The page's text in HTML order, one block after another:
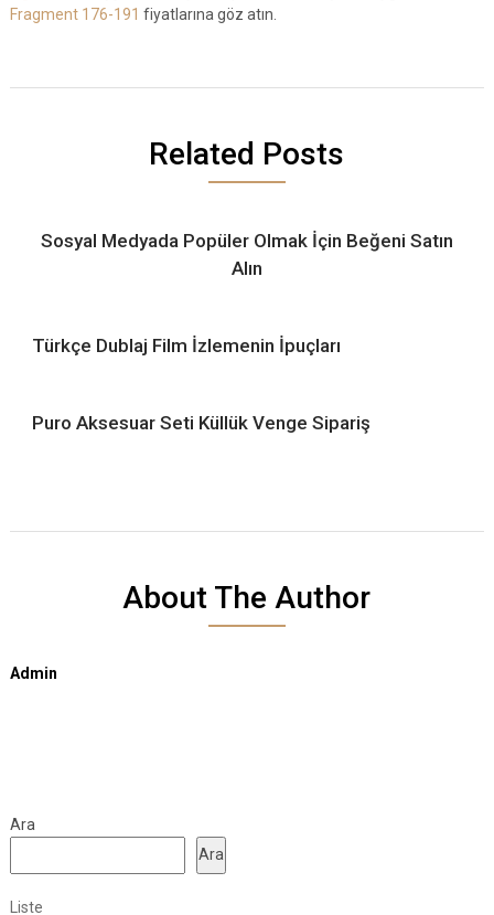
Fragment 176-191 fiyatlarına göz atın.
Related Posts
Sosyal Medyada Popüler Olmak İçin Beğeni Satın
Alın
Türkçe Dublaj Film İzlemenin İpuçları
Puro Aksesuar Seti Küllük Venge Sipariş
About The Author
Admin
Ara
Ara
Liste